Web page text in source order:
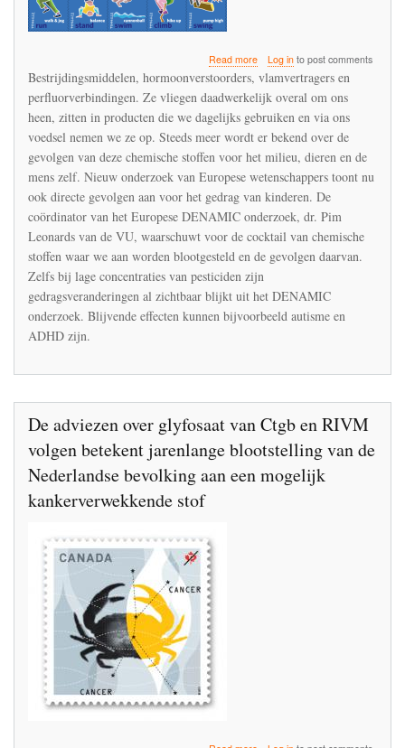
Read moreabout
Een
kinderen
dreigt
slachtoffer
worden
van
incompetente
risicobeoordeling
van
chemische
producten
Log into post comments
Bestrijdingsmiddelen, hormoonverstoorders, vlamvertragers en
perfluorverbindingen. Ze vliegen daadwerkelijk overal om ons
heen, zitten in producten die we dagelijks gebruiken en via ons
voedsel nemen we ze op. Steeds meer wordt er bekend over de
gevolgen van deze chemische stoffen voor het milieu, dieren en de
mens zelf. Nieuw onderzoek van Europese wetenschappers toont nu
ook directe gevolgen aan voor het gedrag van kinderen. De
coördinator van het Europese DENAMIC onderzoek, dr. Pim
Leonards van de VU, waarschuwt voor de cocktail van chemische
stoffen waar we aan worden blootgesteld en de gevolgen daarvan.
Zelfs bij lage concentraties van pesticiden zijn
gedragsveranderingen al zichtbaar blijkt uit het DENAMIC
onderzoek. Blijvende effecten kunnen bijvoorbeeld autisme en
ADHD zijn.
De adviezen over glyfosaat van Ctgb en RIVM
volgen betekent jarenlange blootstelling van de
Nederlandse bevolking aan een mogelijk
kankerverwekkende stof